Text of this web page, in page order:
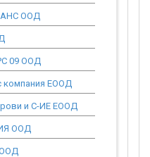
ООД
09 ООД
компания ЕООД
и С-ИЕ ЕООД
ООД
ООД